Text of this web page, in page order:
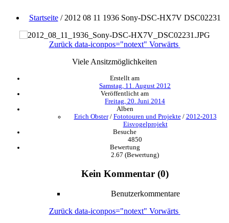
Startseite/ 2012 08 11 1936 Sony-DSC-HX7V DSC02231
Zurück data-iconpos="notext" Vorwärts
Viele Ansitzmöglichkeiten
Erstellt am
Samstag, 11. August 2012
Veröffentlicht am
Freitag, 20. Juni 2014
Alben
Erich Obster/ Fototouren und Projekte/ 2012-2013
Eisvogelprojekt
Besuche
4850
Bewertung
2.67 (Bewertung)
Kein Kommentar (0)
Benutzerkommentare
Zurück data-iconpos="notext" Vorwärts